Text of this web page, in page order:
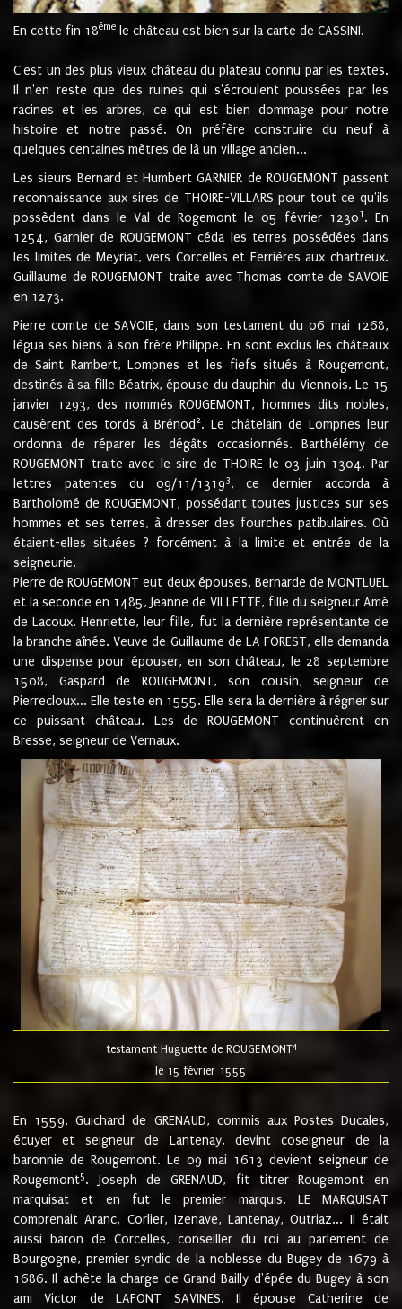
En cette fin 18ème le château est bien sur la carte de CASSINI.
C'est un des plus vieux château du plateau connu par les textes.
Il n'en reste que des ruines qui s'écroulent poussées par les
racines et les arbres, ce qui est bien dommage pour notre
histoire et notre passé. On préfère construire du neuf à
quelques centaines mètres de là un village ancien...
Les sieurs Bernard et Humbert GARNIER de ROUGEMONT passent
reconnaissance aux sires de THOIRE-VILLARS pour tout ce qu'ils
possèdent dans le Val de Rogemont le 05 février 12301 . En
1254, Garnier de ROUGEMONT céda les terres possédées dans
les limites de Meyriat, vers Corcelles et Ferrières aux chartreux.
Guillaume de ROUGEMONT traite avec Thomas comte de SAVOIE
en 1273.
Pierre comte de SAVOIE, dans son testament du 06 mai 1268,
légua ses biens à son frère Philippe. En sont exclus les châteaux
de Saint Rambert, Lompnes et les fiefs situés à Rougemont,
destinés à sa fille Béatrix, épouse du dauphin du Viennois. Le 15
janvier 1293, des nommés ROUGEMONT, hommes dits nobles,
causèrent des tords à Brénod 2. Le châtelain de Lompnes leur
ordonna de réparer les dégâts occasionnés. Barthélémy de
ROUGEMONT traite avec le sire de THOIRE le 03 juin 1304. Par
lettres patentes du 09/11/13193, ce dernier accorda à
Bartholomé de ROUGEMONT, possédant toutes justices sur ses
hommes et ses terres, à dresser des fourches patibulaires. Où
étaient-elles situées ? forcément à la limite et entrée de la
seigneurie.
Pierre de ROUGEMONT eut deux épouses, Bernarde de MONTLUEL
et la seconde en 1485, Jeanne de VILLETTE, fille du seigneur Amé
de Lacoux. Henriette, leur fille, fut la dernière représentante de
la branche aînée. Veuve de Guillaume de LA FOREST, elle demanda
une dispense pour épouser, en son château, le 28 septembre
1508, Gaspard de ROUGEMONT, son cousin, seigneur de
Pierrecloux... Elle teste en 1555. Elle sera la dernière à régner sur
ce puissant château. Les de ROUGEMONT continuèrent en
Bresse, seigneur de Vernaux.
testament Huguette de ROUGEMONT4
le 15 février 1555
En 1559, Guichard de GRENAUD, commis aux Postes Ducales,
écuyer et seigneur de Lantenay, devint coseigneur de la
baronnie de Rougemont. Le 09 mai 1613 devient seigneur de
Rougemont5. Joseph de GRENAUD, fit titrer Rougemont en
marquisat et en fut le premier marquis. LE MARQUISAT
comprenait Aranc, Corlier, Izenave, Lantenay, Outriaz... Il était
aussi baron de Corcelles, conseiller du roi au parlement de
Bourgogne, premier syndic de la noblesse du Bugey de 1679 à
1686. Il achète la charge de Grand Bailly d'épée du Bugey à son
ami Victor de LAFONT SAVINES. Il épouse Catherine de